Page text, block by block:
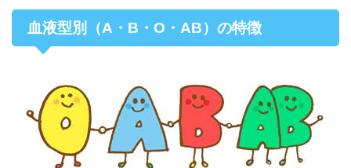
血液型別（A・B・O・AB）の特徴